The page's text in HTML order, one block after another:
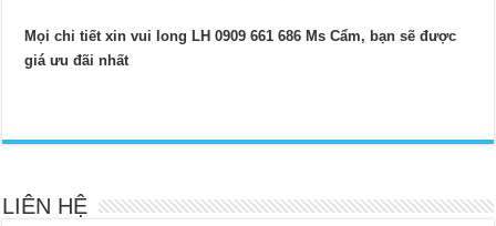
Mọi chi tiết xin vui long LH 0909 661 686 Ms Cẩm, bạn sẽ được
giá ưu đãi nhất
LIÊN HỆ